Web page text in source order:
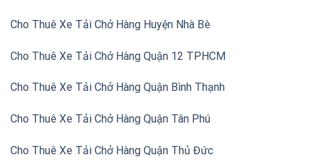
Cho Thuê Xe Tải Chở Hàng Huyện Nhà Bè
Cho Thuê Xe Tải Chở Hàng Quận 12 TPHCM
Cho Thuê Xe Tải Chở Hàng Quận Bình Thạnh
Cho Thuê Xe Tải Chở Hàng Quận Tân Phú
Cho Thuê Xe Tải Chở Hàng Quận Thủ Đức